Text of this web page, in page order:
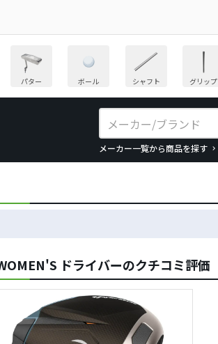
パター ボール シャフト グリップ
メーカー一覧から商品を探す
ドライバーのクチコミ評価